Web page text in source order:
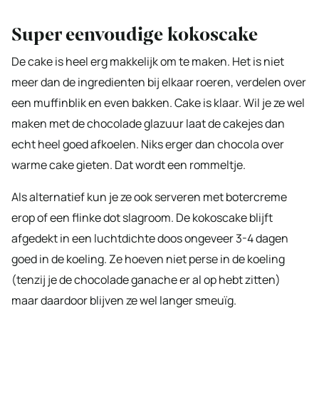
Super eenvoudige kokoscake
De cake is heel erg makkelijk om te maken. Het is niet
meer dan de ingredienten bij elkaar roeren, verdelen over
een muffinblik en even bakken. Cake is klaar. Wil je ze wel
maken met de chocolade glazuur laat de cakejes dan
echt heel goed afkoelen. Niks erger dan chocola over
warme cake gieten. Dat wordt een rommeltje.
Als alternatief kun je ze ook serveren met botercreme
erop of een flinke dot slagroom. De kokoscake blijft
afgedekt in een luchtdichte doos ongeveer 3-4 dagen
goed in de koeling. Ze hoeven niet perse in de koeling
(tenzij je de chocolade ganache er al op hebt zitten)
maar daardoor blijven ze wel langer smeuïg.